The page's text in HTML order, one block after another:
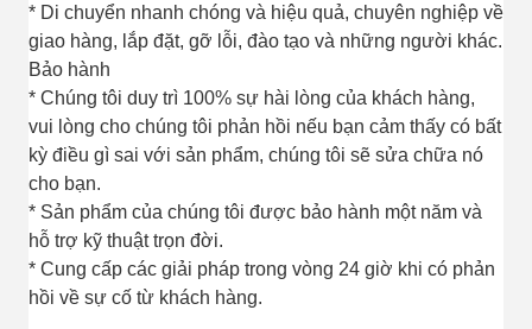
* Di chuyển nhanh chóng và hiệu quả, chuyên nghiệp về
giao hàng, lắp đặt, gỡ lỗi, đào tạo và những người khác.
Bảo hành
* Chúng tôi duy trì 100% sự hài lòng của khách hàng,
vui lòng cho chúng tôi phản hồi nếu bạn cảm thấy có bất
kỳ điều gì sai với sản phẩm, chúng tôi sẽ sửa chữa nó
cho bạn.
* Sản phẩm của chúng tôi được bảo hành một năm và
hỗ trợ kỹ thuật trọn đời.
* Cung cấp các giải pháp trong vòng 24 giờ khi có phản
hồi về sự cố từ khách hàng.